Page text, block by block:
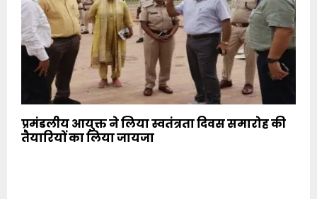
प्रमंडलीय आयुक्त ने लिया स्वतंत्रता दिवस समारोह की
तैयारियों का लिया जायजा